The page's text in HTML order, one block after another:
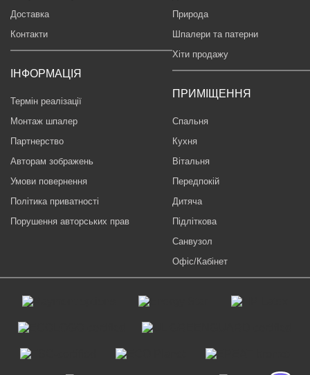
Доставка
Контакти
ІНФОРМАЦІЯ
Термін реалізації
Монтаж шпалер
Партнерство
Авторам зображень
Умови повернення
Політика приватності
Порушення авторських прав
Природа
Шпалери та патерни
Хіти продажу
ПРИМІЩЕННЯ
Спальня
Кухня
Вітальня
Передпокій
Дитяча
Підліткова
Санвузол
Офіс/Кабінет